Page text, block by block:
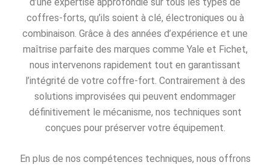
coffres-forts, qu’ils soient à clé, électroniques ou à
combinaison. Grâce à des années d’expérience et une
maîtrise parfaite des marques comme Yale et Fichet,
nous intervenons rapidement tout en garantissant
l’intégrité de votre coffre-fort. Contrairement à des
solutions improvisées qui peuvent endommager
définitivement le mécanisme, nos techniques sont
conçues pour préserver votre équipement.
En plus de nos compétences techniques, nous offrons